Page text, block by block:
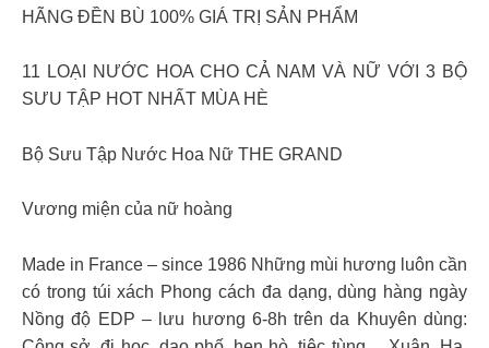
HÃNG ĐỀN BÙ 100% GIÁ TRỊ SẢN PHẨM
11 LOẠI NƯỚC HOA CHO CẢ NAM VÀ NỮ VỚI 3 BỘ
SƯU TẬP HOT NHẤT MÙA HÈ
Bộ Sưu Tập Nước Hoa Nữ THE GRAND
Vương miện của nữ hoàng
Made in France – since 1986 Những mùi hương luôn cần
có trong túi xách Phong cách đa dạng, dùng hàng ngày
Nồng độ EDP – lưu hương 6-8h trên da Khuyên dùng: